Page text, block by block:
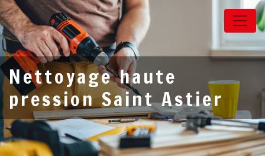
Panneau de gestion des cookies
Nettoyage haute
pression Saint Astier